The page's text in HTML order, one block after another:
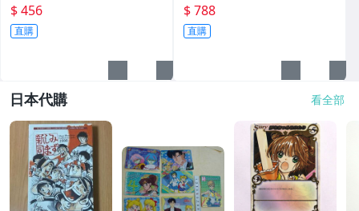
EF 限135/289 前後如圖
$ 456
直購
REF 限002/1090 前後如圖
$ 788
直購
日本代購 看全部